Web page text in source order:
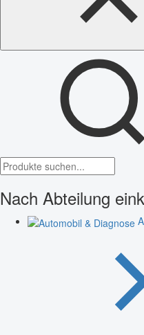
Nach Abteilung